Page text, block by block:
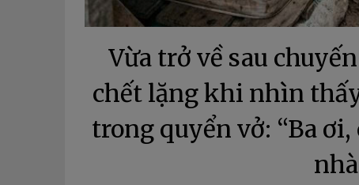
Vừa trở về sau
chết lặng khi nhìn
trong quyển vở: “Ba